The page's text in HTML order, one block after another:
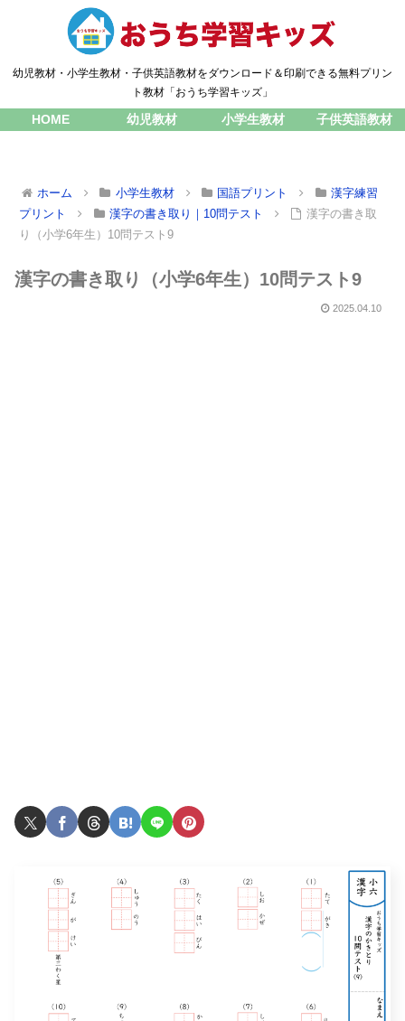
幼児教材・小学生教材・子供英語教材をダウンロード＆印刷できる無料プリン
ト教材「おうち学習キッズ」
HOME 幼児教材 小学生教材 子供英語教材
ホーム 小学生教材 国語プリント
漢字練習
プリント
漢字の書き取り｜10問テスト
漢字の書き取
り（小学6年生）10問テスト9
漢字の書き取り（小学6年生）10問テスト9
2025.04.10